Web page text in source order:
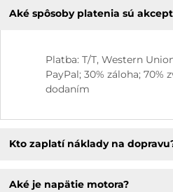
Aké spôsoby platenia sú
Platba: T/T, Western
PayPal; 30% záloha; 70%
dodaním
Kto zaplatí náklady na
Aké je napätie motora?